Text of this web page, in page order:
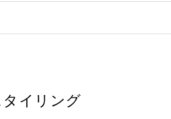
イリング